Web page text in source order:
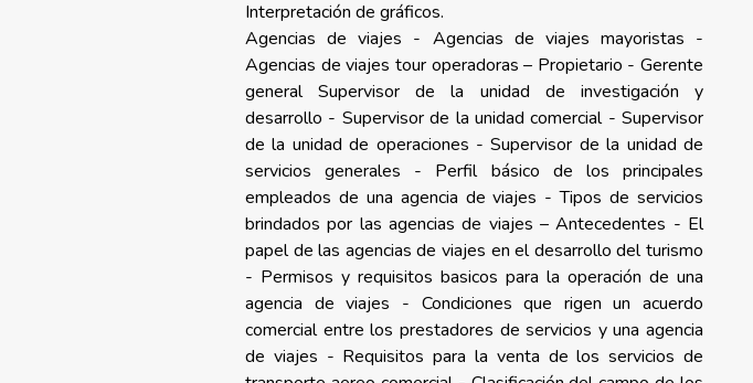
Interpretación de gráficos.
Agencias de viajes - Agencias de viajes mayoristas -
Agencias de viajes tour operadoras – Propietario - Gerente
general Supervisor de la unidad de investigación y
desarrollo - Supervisor de la unidad comercial - Supervisor
de la unidad de operaciones - Supervisor de la unidad de
servicios generales - Perfil básico de los principales
empleados de una agencia de viajes - Tipos de servicios
brindados por las agencias de viajes – Antecedentes - El
papel de las agencias de viajes en el desarrollo del turismo
- Permisos y requisitos basicos para la operación de una
agencia de viajes - Condiciones que rigen un acuerdo
comercial entre los prestadores de servicios y una agencia
de viajes - Requisitos para la venta de los servicios de